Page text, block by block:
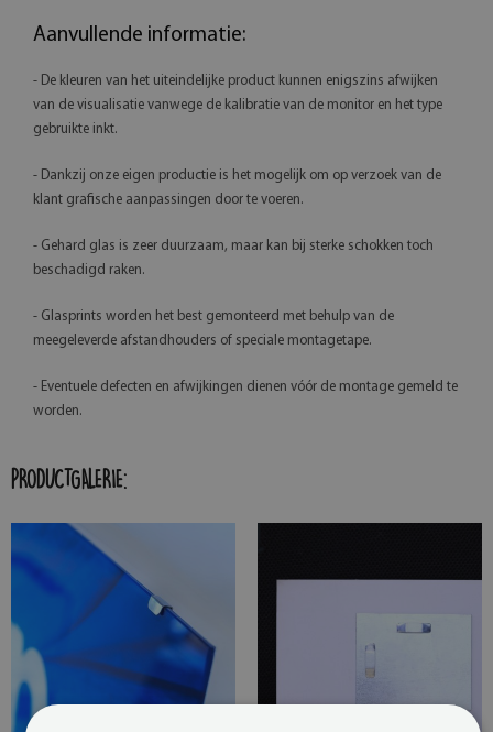
Aanvullende informatie:
- De kleuren van het uiteindelijke product kunnen enigszins afwijken
van de visualisatie vanwege de kalibratie van de monitor en het type
gebruikte inkt.
- Dankzij onze eigen productie is het mogelijk om op verzoek van de
klant grafische aanpassingen door te voeren.
- Gehard glas is zeer duurzaam, maar kan bij sterke schokken toch
beschadigd raken.
- Glasprints worden het best gemonteerd met behulp van de
meegeleverde afstandhouders of speciale montagetape.
- Eventuele defecten en afwijkingen dienen vóór de montage gemeld te
worden.
PRODUCTGALERIE: